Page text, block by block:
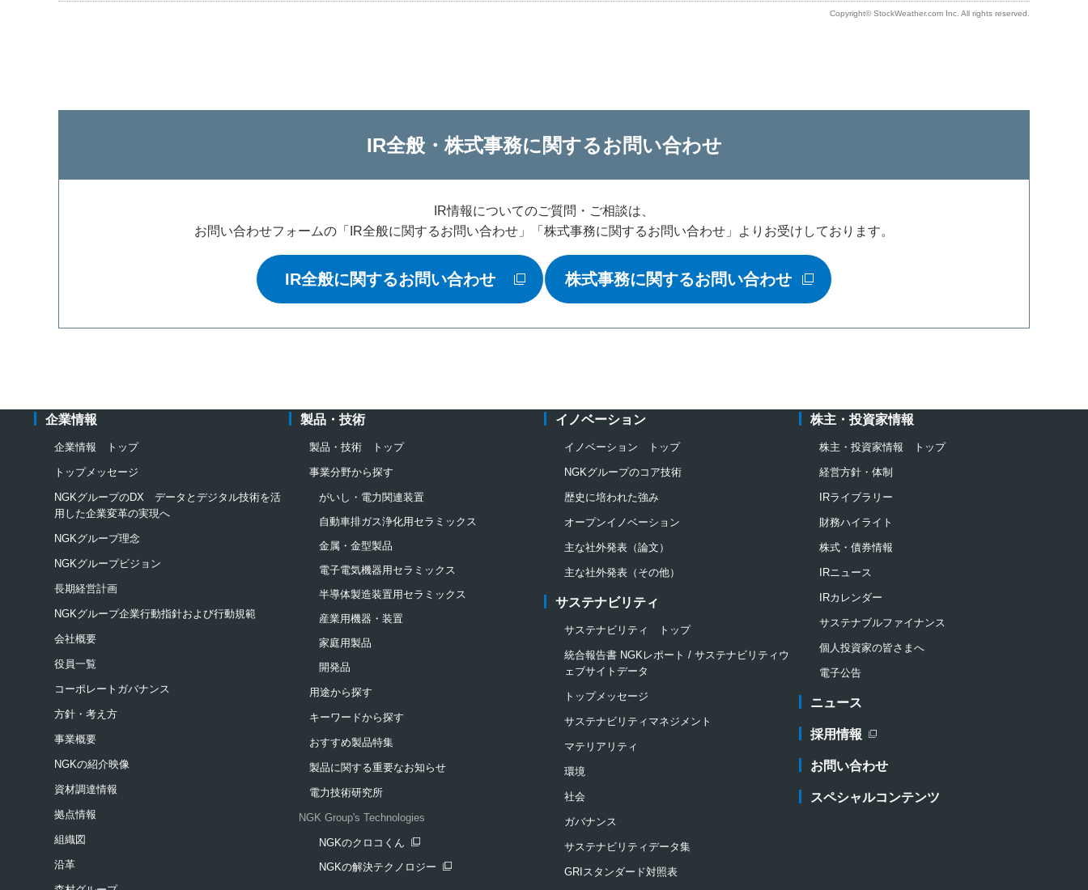
IR全般・株式事務に関するお問い合わせ
IR情報についてのご質問・ご相談は、
お問い合わせフォームの「IR全般に関するお問い合わせ」「株式事務に関するお問い合わせ」よりお受けしております。
IR全般に関するお問い合わせ
新規ウィンドウを開きます
株式事務に関するお問い合わせ
新規ウィンドウを開きます
企業情報
企業情報 トップ
トップメッセージ
NGKグループのDX データとデジタル技術を活
用した企業変革の実現へ
NGKグループ理念
NGKグループビジョン
長期経営計画
NGKグループ企業行動指針および行動規範
会社概要
役員一覧
コーポレートガバナンス
方針・考え方
事業概要
NGKの紹介映像
資材調達情報
拠点情報
組織図
沿革
製品・技術
製品・技術 トップ
事業分野から探す
がいし・電力関連装置
自動車排ガス浄化用セラミックス
金属・金型製品
電子電気機器用セラミックス
半導体製造装置用セラミックス
産業用機器・装置
家庭用製品
開発品
用途から探す
キーワードから探す
おすすめ製品特集
製品に関する重要なお知らせ
電力技術研究所
NGK Group's Technologies
NGKのクロコくん
NGKの解決テクノロジー
イノベーション
イノベーション トップ
NGKグループのコア技術
歴史に培われた強み
オープンイノベーション
主な社外発表（論文）
主な社外発表（その他）
サステナビリティ
サステナビリティ トップ
統合報告書 NGKレポート / サステナビリティウ
ェブサイトデータ
トップメッセージ
サステナビリティマネジメント
マテリアリティ
環境
社会
ガバナンス
サステナビリティデータ集
GRIスタンダード対照表
株主・投資家情報
株主・投資家情報 トップ
経営方針・体制
IRライブラリー
財務ハイライト
株式・債券情報
IRニュース
IRカレンダー
サステナブルファイナンス
個人投資家の皆さまへ
電子公告
ニュース
採用情報
お問い合わせ
スペシャルコンテンツ